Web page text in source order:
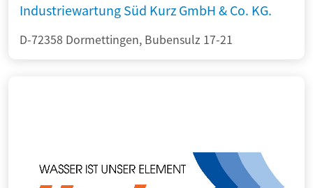
Industriewartung Süd Kurz GmbH & Co. KG.
D-72358 Dormettingen, Bubensulz 17-21